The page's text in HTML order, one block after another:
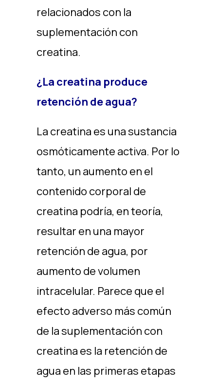
relacionados con la
suplementación con
creatina.
¿La creatina produce
retención de agua?
La creatina es una sustancia
osmóticamente activa. Por lo
tanto, un aumento en el
contenido corporal de
creatina podría, en teoría,
resultar en una mayor
retención de agua, por
aumento de volumen
intracelular. Parece que el
efecto adverso más común
de la suplementación con
creatina es la retención de
agua en las primeras etapas